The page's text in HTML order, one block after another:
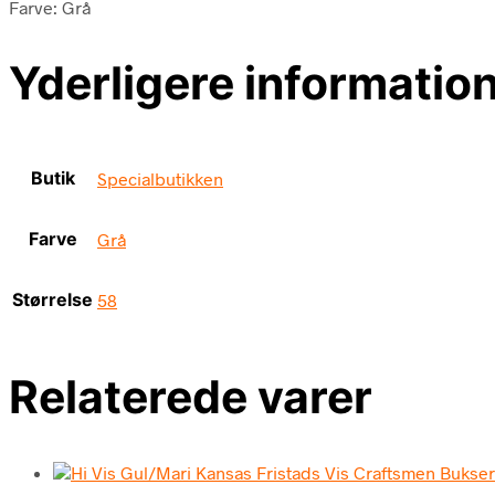
Farve: Grå
Yderligere
Butik Specialbutikken
Farve Grå
Størrelse 58
Relaterede varer